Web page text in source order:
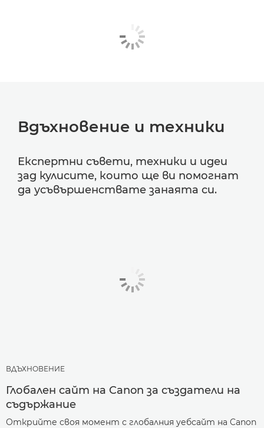
Вдъхновение и техники
Експертни съвети, техники и идеи
зад кулисите, които ще ви помогнат
да усъвършенствате занаята си.
ВДЪХНОВЕНИЕ
Глобален сайт на Canon за създатели на
съдържание
Открийте своя момент с глобалния уебсайт на Canon